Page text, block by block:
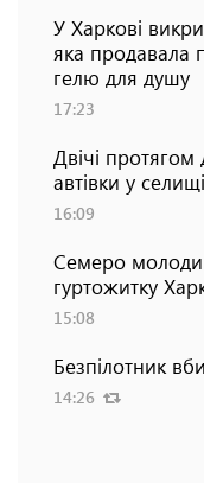
У Харкові
яка продавала
гелю для душу
17:23
Двічі
автівки у
16:09
Семеро
гуртожитку
15:08
Безпілотник
14:26